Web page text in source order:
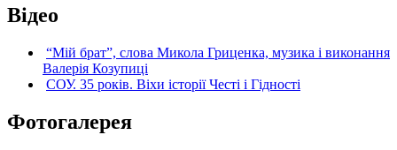
Відео
“Мій брат”, слова Микола Гриценка, музика і виконання
Валерія Козупиці
СОУ. 35 років. Віхи історії Честі і Гідності
Фотогалерея